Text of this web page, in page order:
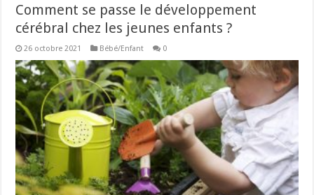
Comment se passe le développement
cérébral chez les jeunes enfants ?
26 octobre 2021 Bébé/Enfant 0